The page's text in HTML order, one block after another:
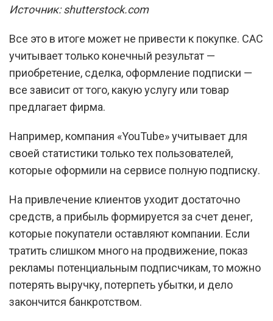
Источник: shutterstock.com
Все это в итоге может не привести к покупке. CAC
учитывает только конечный результат —
приобретение, сделка, оформление подписки —
все зависит от того, какую услугу или товар
предлагает фирма.
Например, компания «YouTube» учитывает для
своей статистики только тех пользователей,
которые оформили на сервисе полную подписку.
На привлечение клиентов уходит достаточно
средств, а прибыль формируется за счет денег,
которые покупатели оставляют компании. Если
тратить слишком много на продвижение, показ
рекламы потенциальным подписчикам, то можно
потерять выручку, потерпеть убытки, и дело
закончится банкротством.